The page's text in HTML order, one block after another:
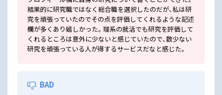
結果的に研究職ではなく総合職を選択したのだが、私は研
究を頑張っていたのでその点を評価してくれるような記述
欄が多くあり嬉しかった。理系の就活でも研究を評価して
くれるところは意外に少ないと感じていたので、数少ない
研究を頑張っている人が得するサービスだなと感じた。
BAD